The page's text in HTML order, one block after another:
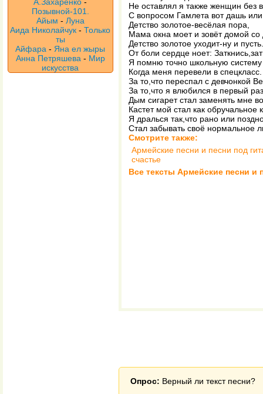
Позывной-101.
Айым - Луна
Аида Николайчук -Только
ты
Айфара - Яна ел жыры
Анна Петряшева - Мир
искусства
Не оставлял я также женщин без
С вопросом Гамлета вот дашь
Детство золотое-весёлая пора,
Мама окна моет и зовёт домой со
Детство золотое уходит-ну и пусть.
От боли сердце ноет:
Я помню точно школьную систему
Когда меня перевели в спецкласс.
За то,что переспал с девчонкой
За то,что я влюбился в первый
Дым сигарет стал заменять мне
Кастет мой стал как обручальное
Я дралься так,что рано или
Стал забывать своё нормальное
Смотрите также:
Армейские песни и песни под
счастье
Все тексты Армейские песни и
Опрос: Верный ли текст песни?